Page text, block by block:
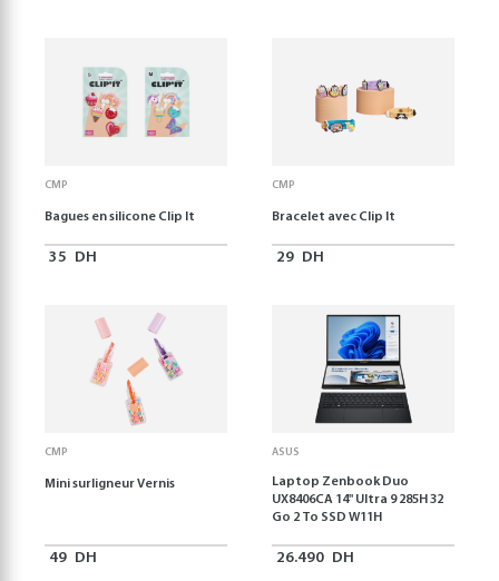
CMP
Bagues en silicone Clip It
35 DH
CMP
Bracelet avec Clip It
29 DH
CMP
Mini surligneur Vernis
49 DH
ASUS
Laptop Zenbook Duo
UX8406CA 14'' Ultra 9 285H 32
Go 2 To SSD W11H
26.490 DH